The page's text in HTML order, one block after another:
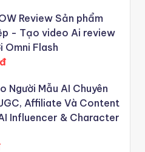
Review Sản phẩm
- Tạo video Ai review
Omni Flash
Người Mẫu AI Chuyên
Affiliate Và Content
Influencer & Character